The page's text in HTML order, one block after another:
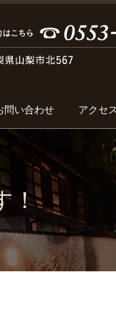
問い合わせ アクセ
！